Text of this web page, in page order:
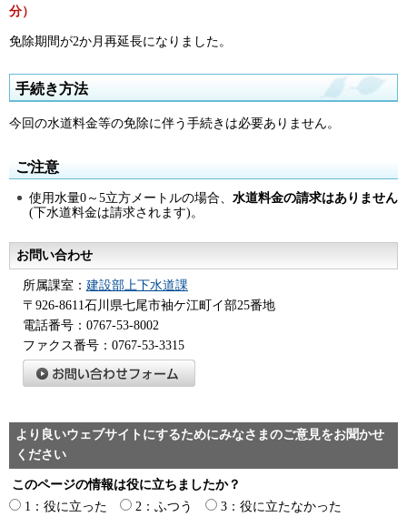
分）
免除期間が2か月再延長になりました。
手続き方法
今回の水道料金等の免除に伴う手続きは必要ありません。
ご注意
使用水量0～5立方メートルの場合、 水道料金の請求はありません
(下水道料金は請求されます)。
お問い合わせ
所属課室： 建設部上下水道課
〒926-8611石川県七尾市袖ケ江町イ部25番地
電話番号：0767-53-8002
ファクス番号：0767-53-3315
より良いウェブサイトにするためにみなさまのご意見をお聞かせ
ください
このページの情報は役に立ちましたか？
1：役に立った
2：ふつう 3：役に立たなかった